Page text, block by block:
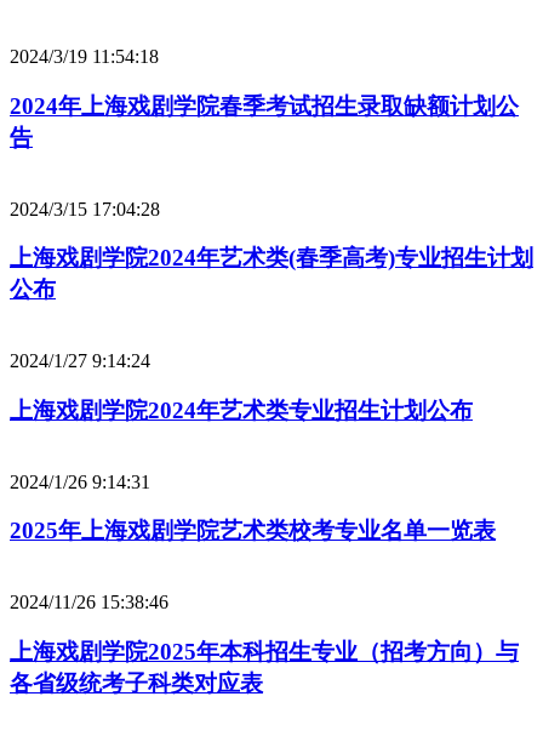
2024/3/19 11:54:18
2024年上海戏剧学院春季考试招生录取缺额计划公
告
2024/3/15 17:04:28
上海戏剧学院2024年艺术类(春季高考)专业招生计划
公布
2024/1/27 9:14:24
上海戏剧学院2024年艺术类专业招生计划公布
2024/1/26 9:14:31
2025年上海戏剧学院艺术类校考专业名单一览表
2024/11/26 15:38:46
上海戏剧学院2025年本科招生专业（招考方向）与
各省级统考子科类对应表